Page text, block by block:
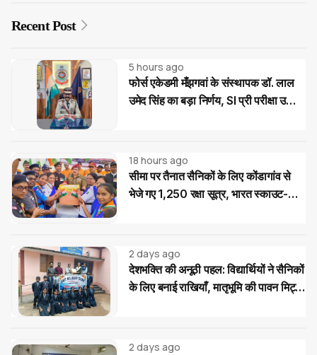
Recent Post
5 hours ago
फोर्स एकेडमी मँझगवां के संस्थापक डॉ. लाल
उमेद सिंह का बड़ा निर्णय, SI प्री परीक्षा उत्तीर्ण
18 hours ago
सीमा पर तैनात सैनिकों के लिए कोंडागांव से
भेजे गए 1,250 रक्षा सूत्र, भारत स्काउट-
2 days ago
देशभक्ति की अनूठी पहल: विद्यार्थियों ने सैनिकों
के लिए बनाई राखियाँ, मातृभूमि की पावन मिट्टी
2 days ago